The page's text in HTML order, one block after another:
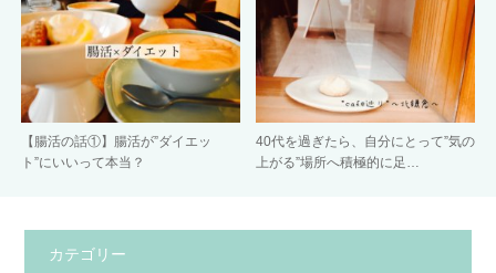
【腸活の話①】腸活が”ダイエッ
ト”にいいって本当？
40代を過ぎたら、自分にとって”気の
上がる”場所へ積極的に足…
カテゴリー